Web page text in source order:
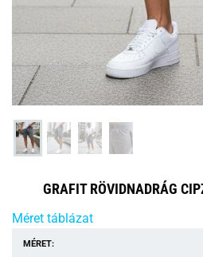
GRAFIT RÖVIDNADRÁG
Méret táblázat
MÉRET: